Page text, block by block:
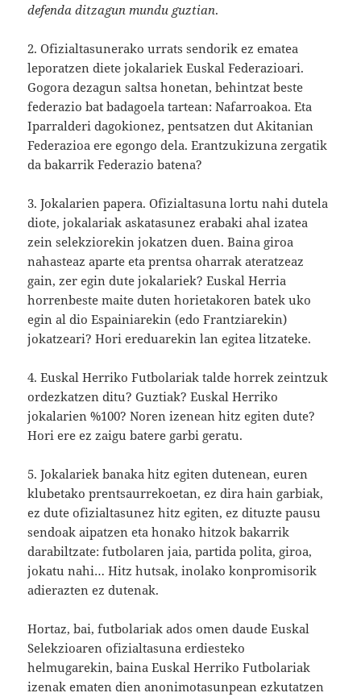
defenda ditzagun mundu guztian.
2. Ofizialtasunerako urrats sendorik ez ematea
leporatzen diete jokalariek Euskal Federazioari.
Gogora dezagun saltsa honetan, behintzat beste
federazio bat badagoela tartean: Nafarroakoa. Eta
Iparralderi dagokionez, pentsatzen dut Akitanian
Federazioa ere egongo dela. Erantzukizuna zergatik
da bakarrik Federazio batena?
3. Jokalarien papera. Ofizialtasuna lortu nahi dutela
diote, jokalariak askatasunez erabaki ahal izatea
zein selekziorekin jokatzen duen. Baina giroa
nahasteaz aparte eta prentsa oharrak ateratzeaz
gain, zer egin dute jokalariek? Euskal Herria
horrenbeste maite duten horietakoren batek uko
egin al dio Espainiarekin (edo Frantziarekin)
jokatzeari? Hori ereduarekin lan egitea litzateke.
4. Euskal Herriko Futbolariak talde horrek zeintzuk
ordezkatzen ditu? Guztiak? Euskal Herriko
jokalarien %100? Noren izenean hitz egiten dute?
Hori ere ez zaigu batere garbi geratu.
5. Jokalariek banaka hitz egiten dutenean, euren
klubetako prentsaurrekoetan, ez dira hain garbiak,
ez dute ofizialtasunez hitz egiten, ez dituzte pausu
sendoak aipatzen eta honako hitzok bakarrik
darabiltzate: futbolaren jaia, partida polita, giroa,
jokatu nahi… Hitz hutsak, inolako konpromisorik
adierazten ez dutenak.
Hortaz, bai, futbolariak ados omen daude Euskal
Selekzioaren ofizialtasuna erdiesteko
helmugarekin, baina Euskal Herriko Futbolariak
izenak ematen dien anonimotasunpean ezkutatzen